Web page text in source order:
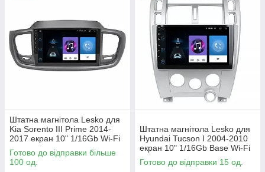
Штатна магнітола Lesko для
Kia Sorento III Prime 2014-
2017 екран 10" 1/16Gb Wi-Fi
Base GPS Android Кіа
Готово до відправки більше
100 од.
Штатна магнітола Lesko для
Hyundai Tucson I 2004-2010
екран 10" 1/16Gb Base Wi-Fi
GPS Android хендай
Готово до відправки 15 од.